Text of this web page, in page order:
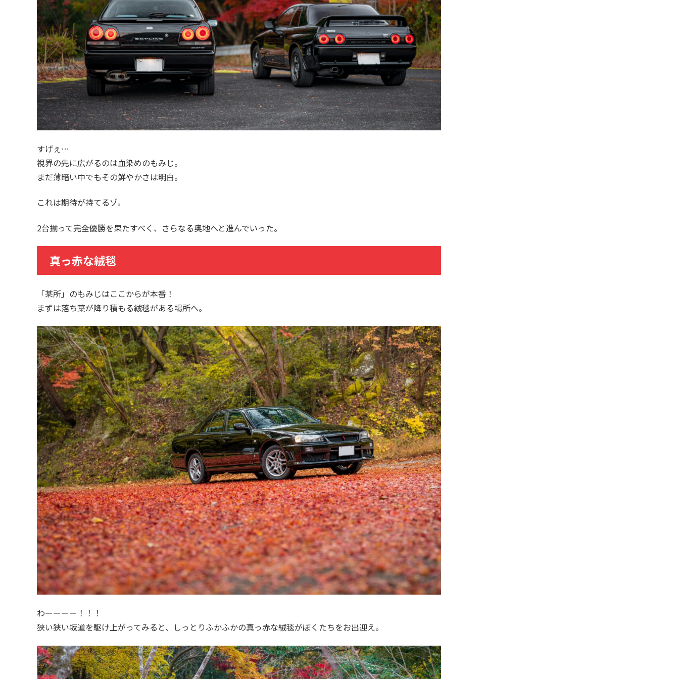
すげぇ…
視界の先に広がるのは血染めのもみじ。
まだ薄暗い中でもその鮮やかさは明白。
これは期待が持てるゾ。
2台揃って完全優勝を果たすべく、さらなる奥地へと進んでいった。
真っ赤な絨毯
「某所」のもみじはここからが本番！
まずは落ち葉が降り積もる絨毯がある場所へ。
わーーーー！！！
狭い狭い坂道を駆け上がってみると、しっとりふかふかの真っ赤な絨毯がぼくたちをお出迎え。